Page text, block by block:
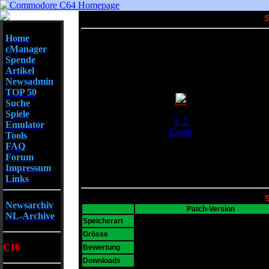
Home
cManager
Spende
Artikel
Newsadmin
TOP 50
Suche
Spiele
Emulator
Tools
FAQ
Forum
Impressum
Links
Newsarchiv
NL-Archive
C16
1 2
Cover
Patch-Version
Speicherart
Grösse
Bewertung
Downloads